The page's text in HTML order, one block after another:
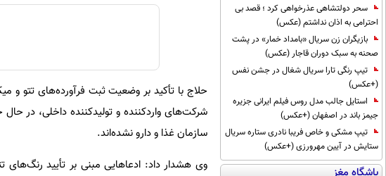
سحر دولتشاهی عذرخواهی کرد ؛ قصد بی
احترامی به اذان نداشتم (عکس)
بازیگران زن سریال «بامداد خمار» در پشت
صحنه به سبک دوران قاجار (عکس)
تیپ رنگی تارا سریال شغال در جشن نفس
(+عکس)
استایل جالب مدل روس فیلم ایرانی جزیره
جیمز باند در اصفهان (+عکس)
تیپ مشکی و خاص فریبا نادری ستاره سریال
ستایش در آیین مهرورزی (+عکس)
حلاج با تأکید بر وضعیت ثبت فرآورده‌های تتو و
شرکت‌های واردکننده و تولیدکننده داخلی، در
سازمان غذا و دارو نشده‌اند.
وی هشدار داد: ادعاهایی مبنی بر تأیید